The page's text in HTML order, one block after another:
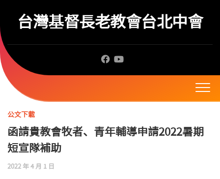
content台灣基督長老教會台北中會
公文下載
函請貴教會牧者、青年輔導申請2022暑期
短宣隊補助
2022 年 4 月 1 日